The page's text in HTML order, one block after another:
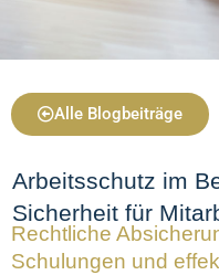
Alle Blogbeiträge
Arbeitsschutz im
Sicherheit für
Rechtliche
Schulungen und